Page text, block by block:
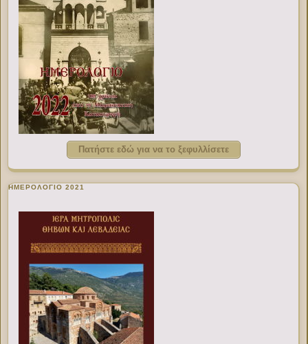
Πατήστε εδώ για να το ξεφυλλίσετε
ΗΜΕΡΟΛΟΓΙΟ 2021